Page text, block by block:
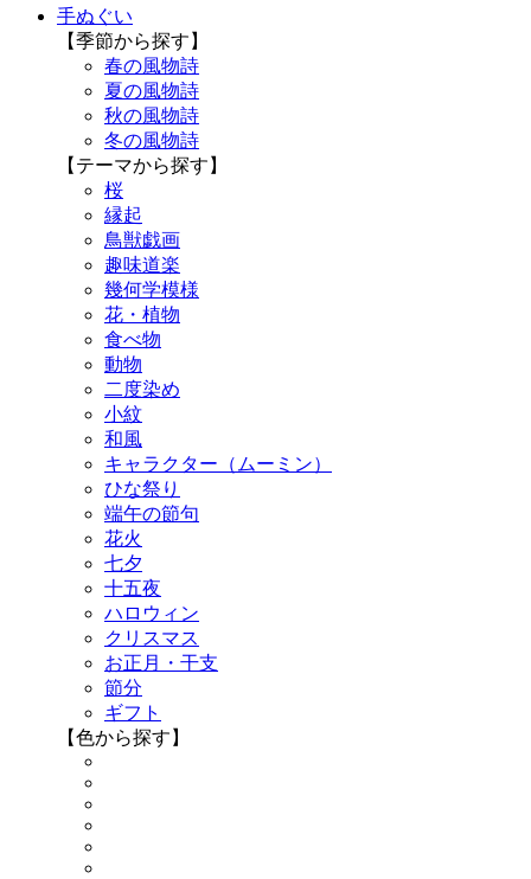
手ぬぐい
【季節から探す】
春の風物詩
夏の風物詩
秋の風物詩
冬の風物詩
【テーマから探す】
桜
縁起
鳥獣戯画
趣味道楽
幾何学模様
花・植物
食べ物
動物
二度染め
小紋
和風
キャラクター（ムーミン）
ひな祭り
端午の節句
花火
七夕
十五夜
ハロウィン
クリスマス
お正月・干支
節分
ギフト
【色から探す】